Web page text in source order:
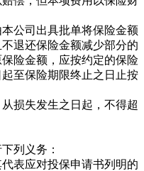
公司出具批单将保险金额
退还保险金额减少部分的
险金额，应按约定的保险
至保险期限终止之日止按
损失发生之日起，不得超
列义务：
表应对投保申请书列明的